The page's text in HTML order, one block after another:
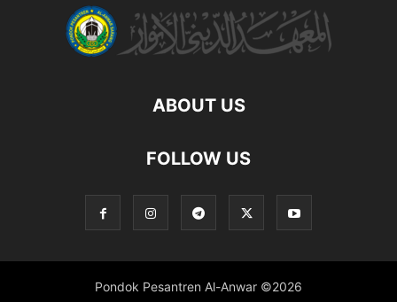
ABOUT US
FOLLOW US
Pondok Pesantren Al-Anwar ©2026